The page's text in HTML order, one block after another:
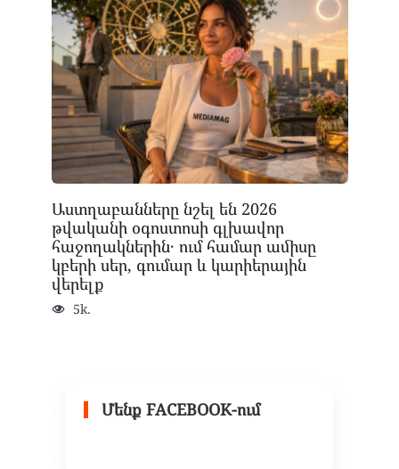
Աստղաբանները նշել են 2026
թվականի օգոստոսի գլխավոր
հաջողակներին․ ում համար ամիսը
կբերի սեր, գումար և կարիերային
վերելք
5k.
Մենք FACEBOOK-ում